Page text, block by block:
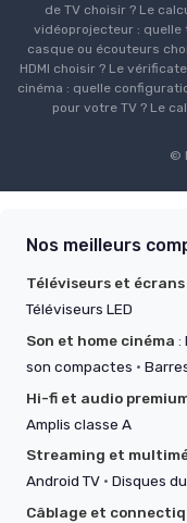
de TV choisir ? Le
vidéoprojecteur : quelle
casque ou écouteurs
HDMI choisir ? Le
cinéma : quelle
pour votre TV ? Le
©
Nos meilleurs
Téléviseurs et écrans
Téléviseurs LED
Son et home cinéma :
son compactes ·
Hi-fi et audio
Amplis classe A
Streaming et
Android TV · Disques
Câblage et